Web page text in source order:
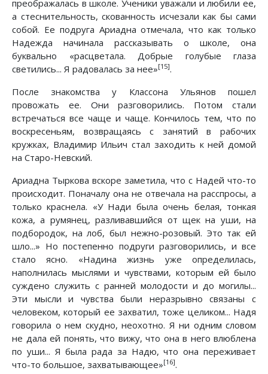
преображалась в школе. Ученики уважали и любили ее,
а стеснительность, скованность исчезали как бы сами
собой. Ее подруга Ариадна отмечала, что как только
Надежда начинала рассказывать о школе, она
буквально «расцветала. Добрые голубые глаза
светились... Я радовалась за нее»[15].
После знакомства у Классона Ульянов пошел
провожать ее. Они разговорились. Потом стали
встречаться все чаще и чаще. Кончилось тем, что по
воскресеньям, возвращаясь с занятий в рабочих
кружках, Владимир Ильич стал заходить к ней домой
на Старо-Невский.
Ариадна Тыркова вскоре заметила, что с Надей что-то
происходит. Поначалу она не отвечала на расспросы, а
только краснела. «У Нади была очень белая, тонкая
кожа, а румянец, разливавшийся от щек на уши, на
подбородок, на лоб, был нежно-розовый. Это так ей
шло...» Но постепенно подруги разговорились, и все
стало ясно. «Надина жизнь уже определилась,
наполнилась мыслями и чувствами, которым ей было
суждено служить с ранней молодости и до могилы...
Эти мысли и чувства были неразрывно связаны с
человеком, который ее захватил, тоже целиком... Надя
говорила о нем скудно, неохотно. Я ни одним словом
не дала ей понять, что вижу, что она в него влюблена
по уши... Я была рада за Надю, что она переживает
что-то большое, захватывающее»[16].